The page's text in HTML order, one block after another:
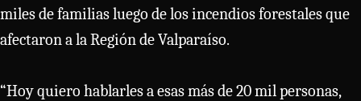
miles de familias luego de los incendios forestales que
afectaron a la Región de Valparaíso.
“Hoy quiero hablarles a esas más de 20 mil personas,